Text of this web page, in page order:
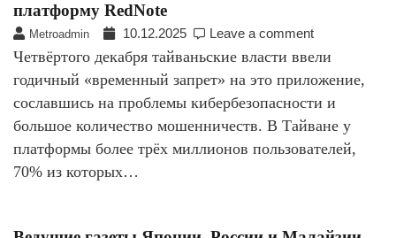
платформу RedNote
Metroadmin 10.12.2025 Leave a comment
Четвёртого декабря тайваньские власти ввели
годичный «временный запрет» на это приложение,
сославшись на проблемы кибербезопасности и
большое количество мошенничеств. В Тайване у
платформы более трёх миллионов пользователей,
70% из которых…